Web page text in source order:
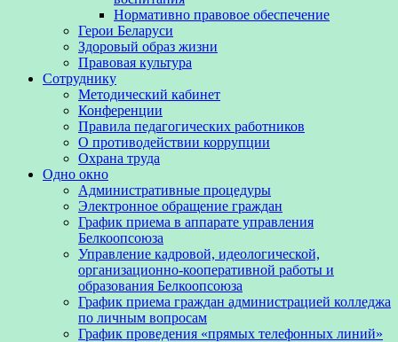
Нормативно правовое обеспечение
Герои Беларуси
Здоровый образ жизни
Правовая культура
Сотруднику
Методический кабинет
Конференции
Правила педагогических работников
О противодействии коррупции
Охрана труда
Одно окно
Административные процедуры
Электронное обращение граждан
График приема в аппарате управления
Белкоопсоюза
Управление кадровой, идеологической,
организационно-кооперативной работы и
образования Белкоопсоюза
График приема граждан администрацией колледжа
по личным вопросам
График проведения «прямых телефонных линий»